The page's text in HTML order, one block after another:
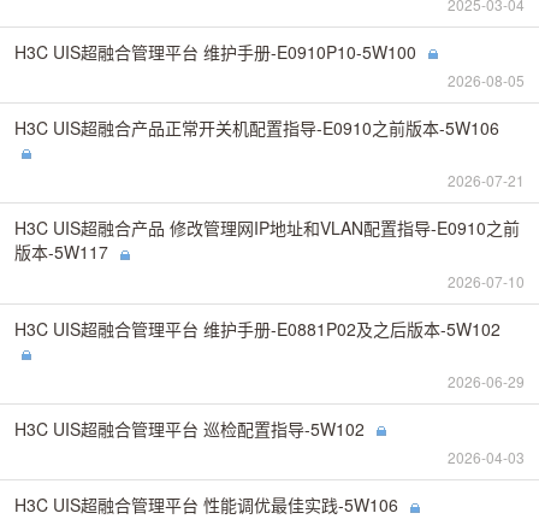
H3C UIS超融合管理平台 维护手册-E0910P10-5W100
2026-08-05
H3C UIS超融合产品正常开关机配置指导-E0910之前版本-5W106
2026-07-21
H3C UIS超融合产品 修改管理网IP地址和VLAN配置指导-E0910之前
版本-5W117
2026-07-10
H3C UIS超融合管理平台 维护手册-E0881P02及之后版本-5W102
2026-06-29
H3C UIS超融合管理平台 巡检配置指导-5W102
2026-04-03
H3C UIS超融合管理平台 性能调优最佳实践-5W106